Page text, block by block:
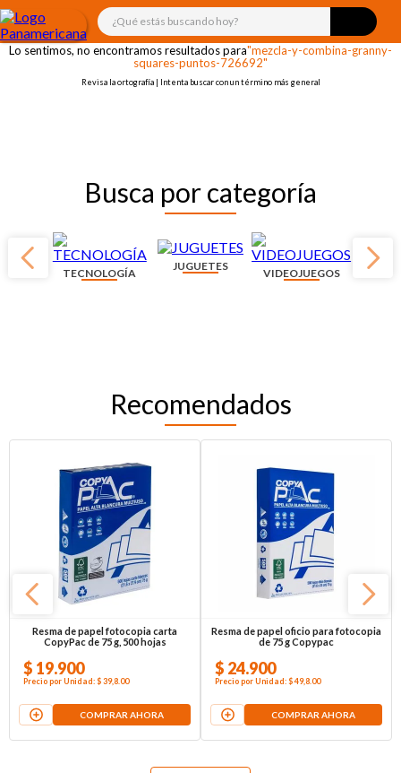
¿Qué estás buscando hoy?
¡OOPS!
Lo sentimos, no encontramos resultados para"mezcla-y-combina-granny-
squares-puntos-726692"
Revisa la ortografía | Intenta buscar con un término más general
Busca por categoría
TECNOLOGÍA
JUGUETES
VIDEOJUEGOS
Recomendados
Resma de papel fotocopia carta
CopyPac de 75 g, 500 hojas
$ 19.900
Precio porUnidad:$ 39,8.00
COMPRAR AHORA
Resma de papel oficio para fotocopia
de 75 g Copypac
$ 24.900
Precio porUnidad:$ 49,8.00
COMPRAR AHORA